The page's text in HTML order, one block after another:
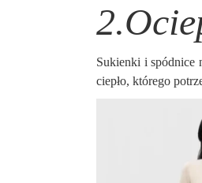
Sukienki i spódnice
ciepło, którego